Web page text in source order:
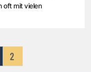
oft mit vielen
2